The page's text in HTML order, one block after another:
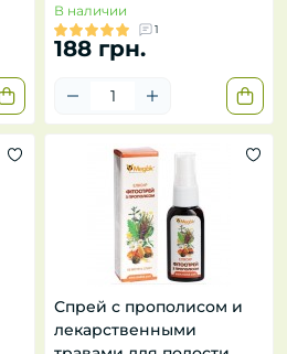
В наличии
1
188 грн.
Спрей с прополисом и
лекарственными